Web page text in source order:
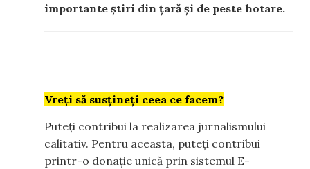
importante știri din țară și de peste hotare.
Vreți să susțineți ceea ce facem?
Puteți contribui la realizarea jurnalismului
calitativ. Pentru aceasta, puteți contribui
printr-o donație unică prin sistemul E-